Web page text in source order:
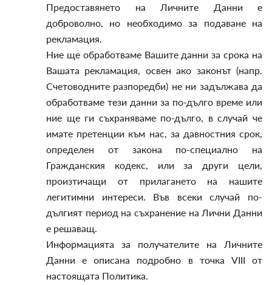
Предоставянето на Личните Данни е
доброволно, но необходимо за подаване на
рекламация.
Ние ще обработваме Вашите данни за срока на
Вашата рекламация, освен ако законът (напр.
Счетоводните разпоредби) не ни задължава да
обработваме тези данни за по-дълго време или
ние ще ги съхраняваме по-дълго, в случай че
имате претенции към нас, за давностния срок,
определен от закона по-специално на
Гражданския кодекс, или за други цели,
произтичащи от прилагането на нашите
легитимни интереси. Във всеки случай по-
дългият период на съхранение на Лични Данни
е решаващ.
Информацията за получателите на Личните
Данни е описана подробно в точка VIII от
настоящата Политика.